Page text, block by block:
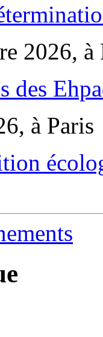
2026, à
des
à Paris